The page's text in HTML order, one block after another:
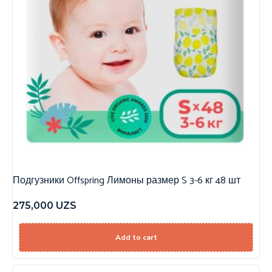
Подгузники Offspring Лимоны размер S 3-6 кг 48 шт
275,000 UZS
Add to cart